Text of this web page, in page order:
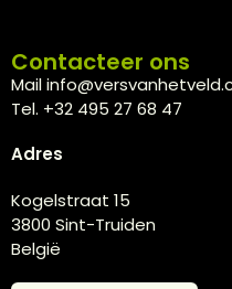
Contacteer ons
Mail
Tel. +32 495 27 68 47
Adres
Kogelstraat 15
3800 Sint-Truiden
België